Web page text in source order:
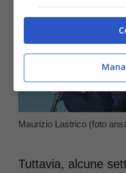
Maurizio Lastrico (foto
Tuttavia, alcune